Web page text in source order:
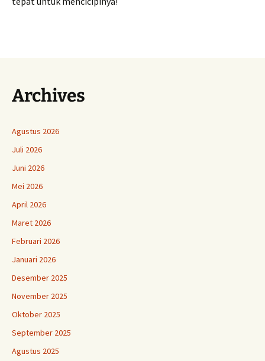
Archives
Agustus 2026
Juli 2026
Juni 2026
Mei 2026
April 2026
Maret 2026
Februari 2026
Januari 2026
Desember 2025
November 2025
Oktober 2025
September 2025
Agustus 2025